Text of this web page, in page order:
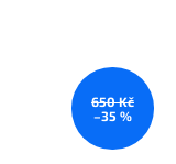
650 Kč
–35 %